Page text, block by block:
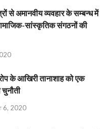
से अमानवीय व्यवहार के सम्बन्ध में
सांस्कृतिक संगठनों की
के आखिरी तानाशाह को एक
चुनौती
6, 2020